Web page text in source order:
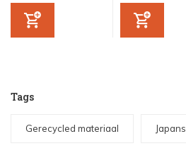
Tags
Gerecycled materiaal Japans